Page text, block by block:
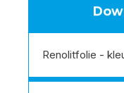
Renolitfolie -
Download